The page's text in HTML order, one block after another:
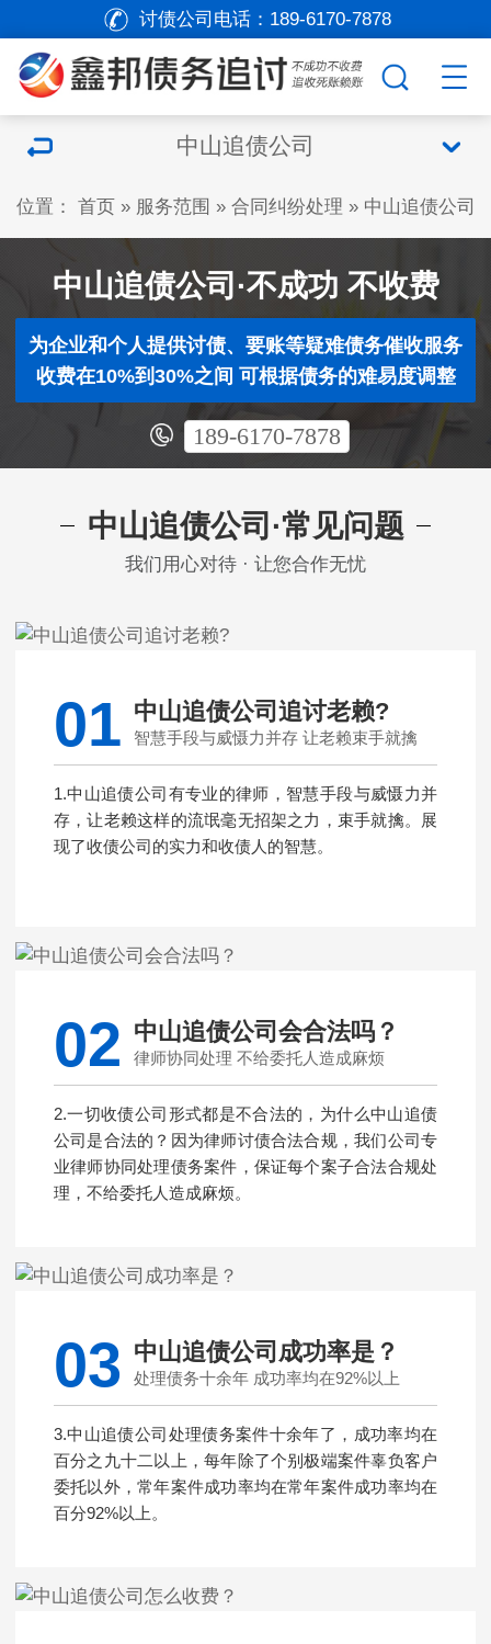
讨债公司电话： 189-6170-7878
中山追债公司
位置： 首页» 服务范围 » 合同纠纷处理 » 中山追债公司
中山追债公司·不成功 不收费
为企业和个人提供讨债、要账等疑难债务催收服务
收费在10%到30%之间 可根据债务的难易度调整
189-6170-7878
中山追债公司·常见问题
我们用心对待 · 让您合作无忧
01 中山追债公司追讨老赖?
智慧手段与威慑力并存 让老赖束手就擒
1.中山追债公司有专业的律师，智慧手段与威慑力并
存，让老赖这样的流氓毫无招架之力，束手就擒。展
现了收债公司的实力和收债人的智慧。
02 中山追债公司会合法吗？
律师协同处理 不给委托人造成麻烦
2.一切收债公司形式都是不合法的，为什么中山追债
公司是合法的？因为律师讨债合法合规，我们公司专
业律师协同处理债务案件，保证每个案子合法合规处
理，不给委托人造成麻烦。
03 中山追债公司成功率是？
处理债务十余年 成功率均在92%以上
3.中山追债公司处理债务案件十余年了，成功率均在
百分之九十二以上，每年除了个别极端案件辜负客户
委托以外，常年案件成功率均在常年案件成功率均在
百分92%以上。